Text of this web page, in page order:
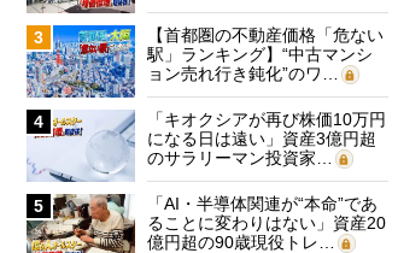
3
【首都圏の不動産価格「危ない
駅」ランキング】“中古マンシ
ョン売れ行き鈍化”のワ…
4
「キオクシアが再び株価10万円
になる日は遠い」資産3億円超
のサラリーマン投資家…
5
「AI・半導体関連が“本命”であ
ることに変わりはない」資産20
億円超の90歳現役トレ…